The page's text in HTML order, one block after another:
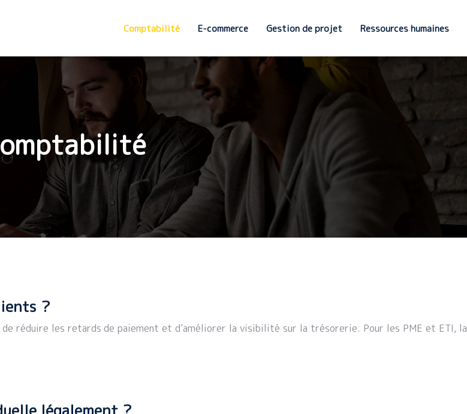
Comptabilité E-commerce Gestion de projet Ressources humaines
?
réduire les retards de paiement et d’améliorer la visibilité sur la trésorerie. Pour les PME et ETI, la